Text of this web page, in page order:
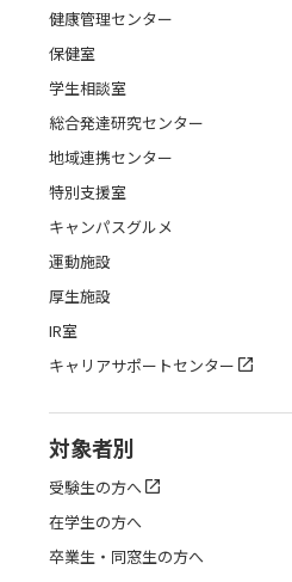
健康管理センター
保健室
学生相談室
総合発達研究センター
地域連携センター
特別支援室
キャンパスグルメ
運動施設
厚生施設
IR室
キャリアサポートセンター
対象者別
受験生の方へ
在学生の方へ
卒業生・同窓生の方へ